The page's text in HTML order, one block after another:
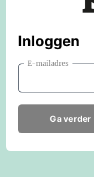
Inloggen
E-mailadres
Ga verder